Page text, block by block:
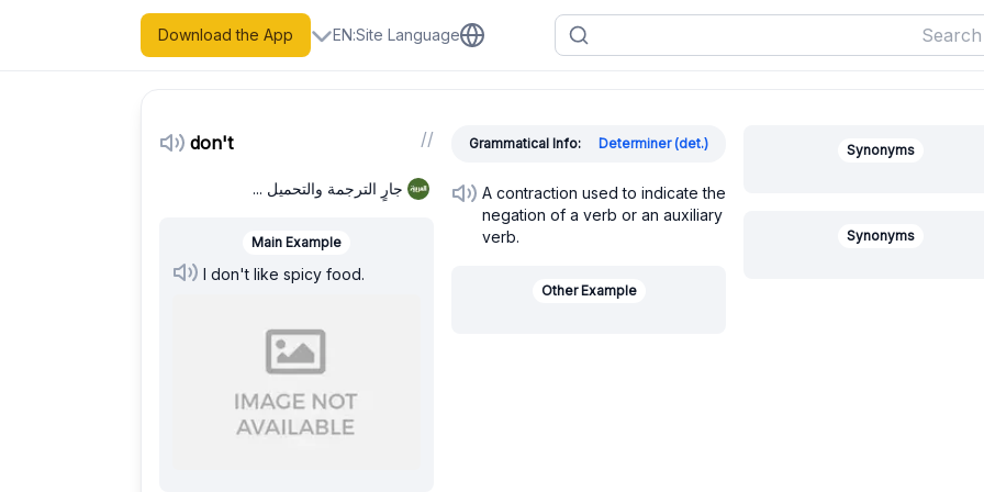
Site Language
:
EN
Download the App
don't //
جارٍ الترجمة والتحميل ...
Main Example
I don't like spicy food.
Grammatical Info: Determiner (det.)
A contraction used to indicate the
negation of a verb or an auxiliary
verb.
Other Example
Synonyms
Synonyms